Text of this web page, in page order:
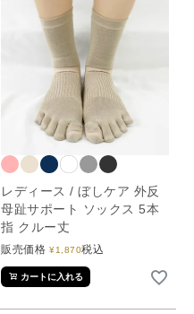
レディース / ぼしケア 外反
母趾サポート ソックス 5本
指 クルー丈
販売価格 ¥1,870税込
カートに入れる